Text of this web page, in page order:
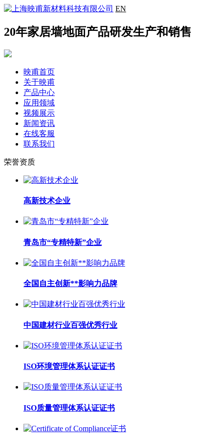
EN
20年家居墙地面产品研发生产和销售
映甫首页
关于映甫
产品中心
应用领域
视频展示
新闻资讯
在线客服
联系我们
荣誉资质
高新技术企业
青岛市“专精特新”企业
全国自主创新**影响力品牌
中国建材行业百强优秀行业
ISO环境管理体系认证证书
ISO质量管理体系认证证书